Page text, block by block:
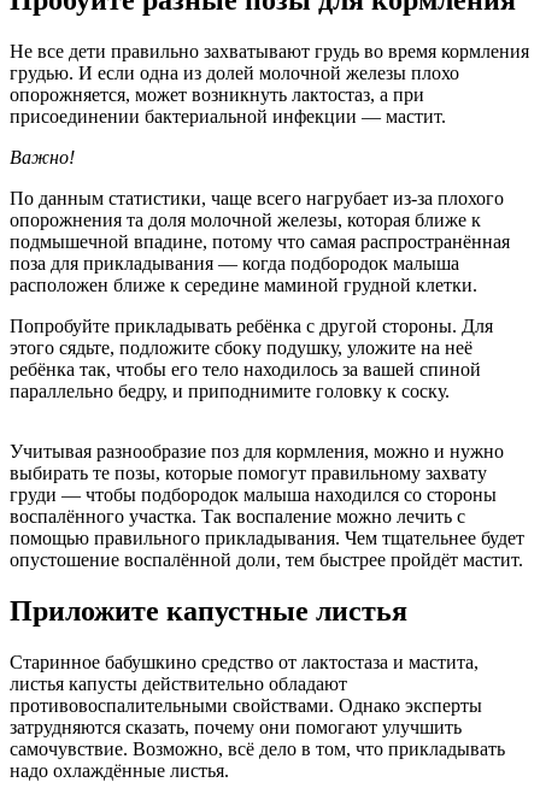
Не все дети правильно захватывают грудь во время кормления
грудью. И если одна из долей молочной железы плохо
опорожняется, может возникнуть лактостаз, а при
присоединении бактериальной инфекции — мастит.
Важно!
По данным статистики, чаще всего нагрубает из-за плохого
опорожнения та доля молочной железы, которая ближе к
подмышечной впадине, потому что самая распространённая
поза для прикладывания — когда подбородок малыша
расположен ближе к середине маминой грудной клетки.
Попробуйте прикладывать ребёнка с другой стороны. Для
этого сядьте, подложите сбоку подушку, уложите на неё
ребёнка так, чтобы его тело находилось за вашей спиной
параллельно бедру, и приподнимите головку к соску.
Учитывая разнообразие поз для кормления, можно и нужно
выбирать те позы, которые помогут правильному захвату
груди — чтобы подбородок малыша находился со стороны
воспалённого участка. Так воспаление можно лечить с
помощью правильного прикладывания. Чем тщательнее будет
опустошение воспалённой доли, тем быстрее пройдёт мастит.
Приложите капустные листья
Старинное бабушкино средство от лактостаза и мастита,
листья капусты действительно обладают
противовоспалительными свойствами. Однако эксперты
затрудняются сказать, почему они помогают улучшить
самочувствие. Возможно, всё дело в том, что прикладывать
надо охлаждённые листья.